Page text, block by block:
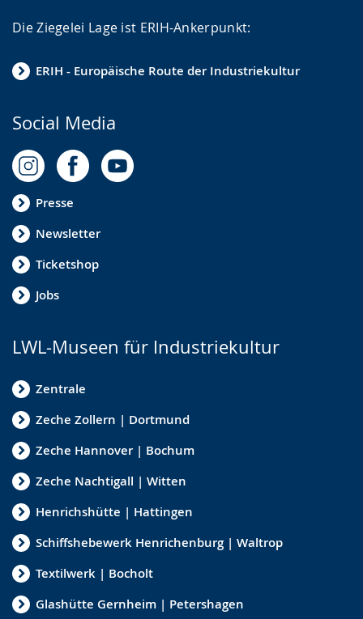
Die Ziegelei Lage ist ERIH-Ankerpunkt:
ERIH - Europäische Route der Industriekultur
Social Media
Presse
Newsletter
Ticketshop
Jobs
LWL-Museen für Industriekultur
Zentrale
Zeche Zollern | Dortmund
Zeche Hannover | Bochum
Zeche Nachtigall | Witten
Henrichshütte | Hattingen
Schiffshebewerk Henrichenburg | Waltrop
Textilwerk | Bocholt
Glashütte Gernheim | Petershagen